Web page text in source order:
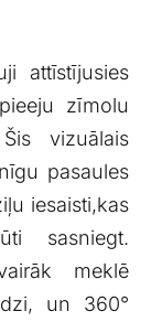
attīstījusies
zīmolu
vizuālais
pasaules
iesaisti,kas
sasniegt.
‌meklē
un ‌360°